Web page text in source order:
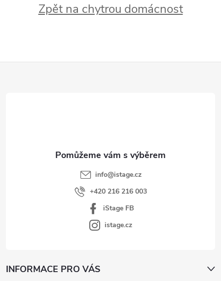
Zpět na chytrou domácnost
info@istage.cz
+420 216 216 003
iStage FB
istage.cz
INFORMACE PRO VÁS